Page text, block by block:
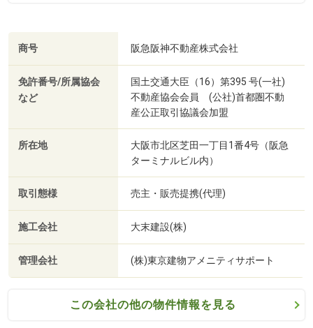
商号 阪急阪神不動産株式会社
免許番号/所属協会
など
国土交通大臣（16）第395 号(一社)
不動産協会会員 (公社)首都圏不動
産公正取引協議会加盟
所在地
大阪市北区芝田一丁目1番4号（阪急
ターミナルビル内）
取引態様 売主・販売提携(代理)
施工会社 大末建設(株)
管理会社 (株)東京建物アメニティサポート
この会社の他の物件情報を見る